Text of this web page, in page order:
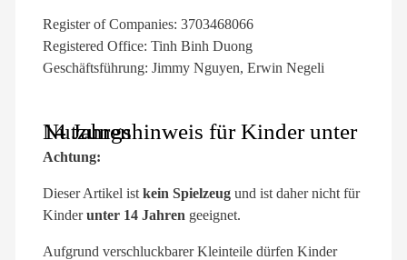
Register of Companies: 3703468066
Registered Office: Tinh Binh Duong
Geschäftsführung: Jimmy Nguyen, Erwin Negeli
Nutzungshinweis für Kinder unter 14 Jahren
Achtung:
Dieser Artikel ist kein Spielzeug und ist daher nicht für
Kinderunter 14 Jahren geeignet.
Aufgrund verschluckbarer Kleinteile dürfen Kinder